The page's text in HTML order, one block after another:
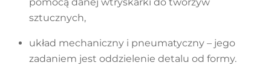
pomocą danej wtryskarki do tworzyw
sztucznych,
układ mechaniczny i pneumatyczny – jego
zadaniem jest oddzielenie detalu od formy.